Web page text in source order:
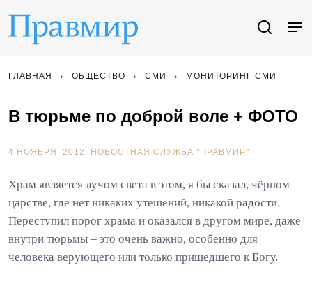
ГЛАВНАЯ ОБЩЕСТВО СМИ МОНИТОРИНГ СМИ
В тюрьме по доброй воле + ФОТО
4 НОЯБРЯ, 2012. НОВОСТНАЯ СЛУЖБА "ПРАВМИР"
Храм является лучом света в этом, я бы сказал, чёрном
царстве, где нет никаких утешений, никакой радости.
Переступил порог храма и оказался в другом мире, даже
внутри тюрьмы – это очень важно, особенно для
человека верующего или только пришедшего к Богу.